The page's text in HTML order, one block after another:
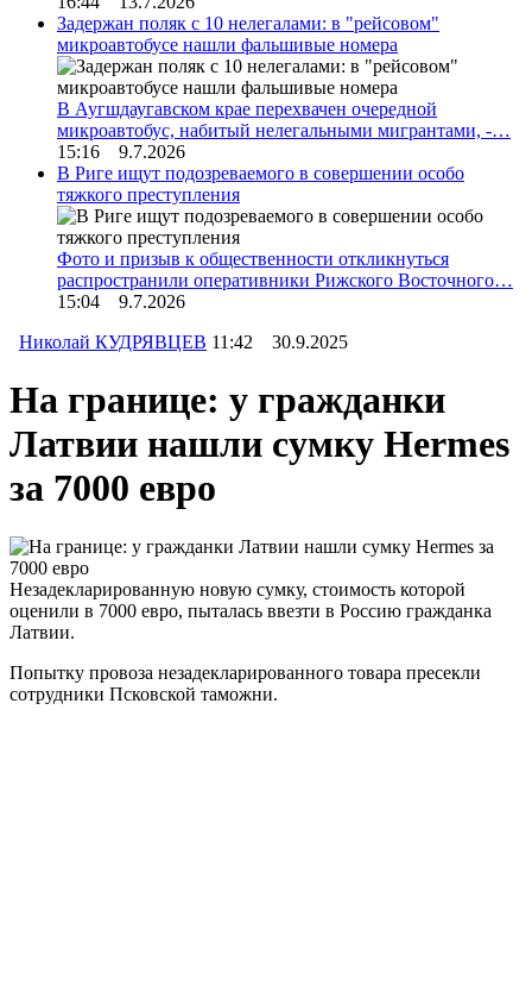
Задержан поляк с 10 нелегалами: в "рейсовом"
микроавтобусе нашли фальшивые номера
В Аугшдаугавском крае перехвачен очередной
микроавтобус, набитый нелегальными мигрантами, -…
15:16 9.7.2026
В Риге ищут подозреваемого в совершении особо
тяжкого преступления
Фото и призыв к общественности откликнуться
распространили оперативники Рижского Восточного…
15:04 9.7.2026
Николай КУДРЯВЦЕВ 11:42 30.9.2025
На границе: у гражданки
Латвии нашли сумку Hermes
за 7000 евро
Незадекларированную новую сумку, стоимость которой
оценили в 7000 евро, пыталась ввезти в Россию гражданка
Латвии.
Попытку провоза незадекларированного товара пресекли
сотрудники Псковской таможни.